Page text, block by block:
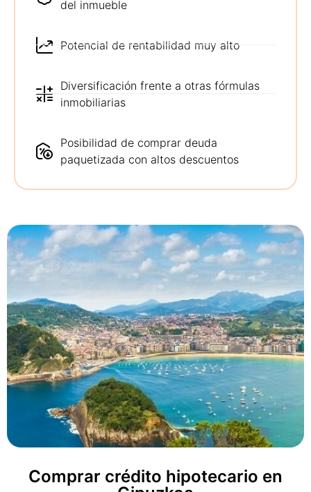
del inmueble
Potencial de rentabilidad muy alto
Diversificación frente a otras fórmulas
inmobiliarias
Posibilidad de comprar deuda
paquetizada con altos descuentos
Comprar crédito hipotecario en